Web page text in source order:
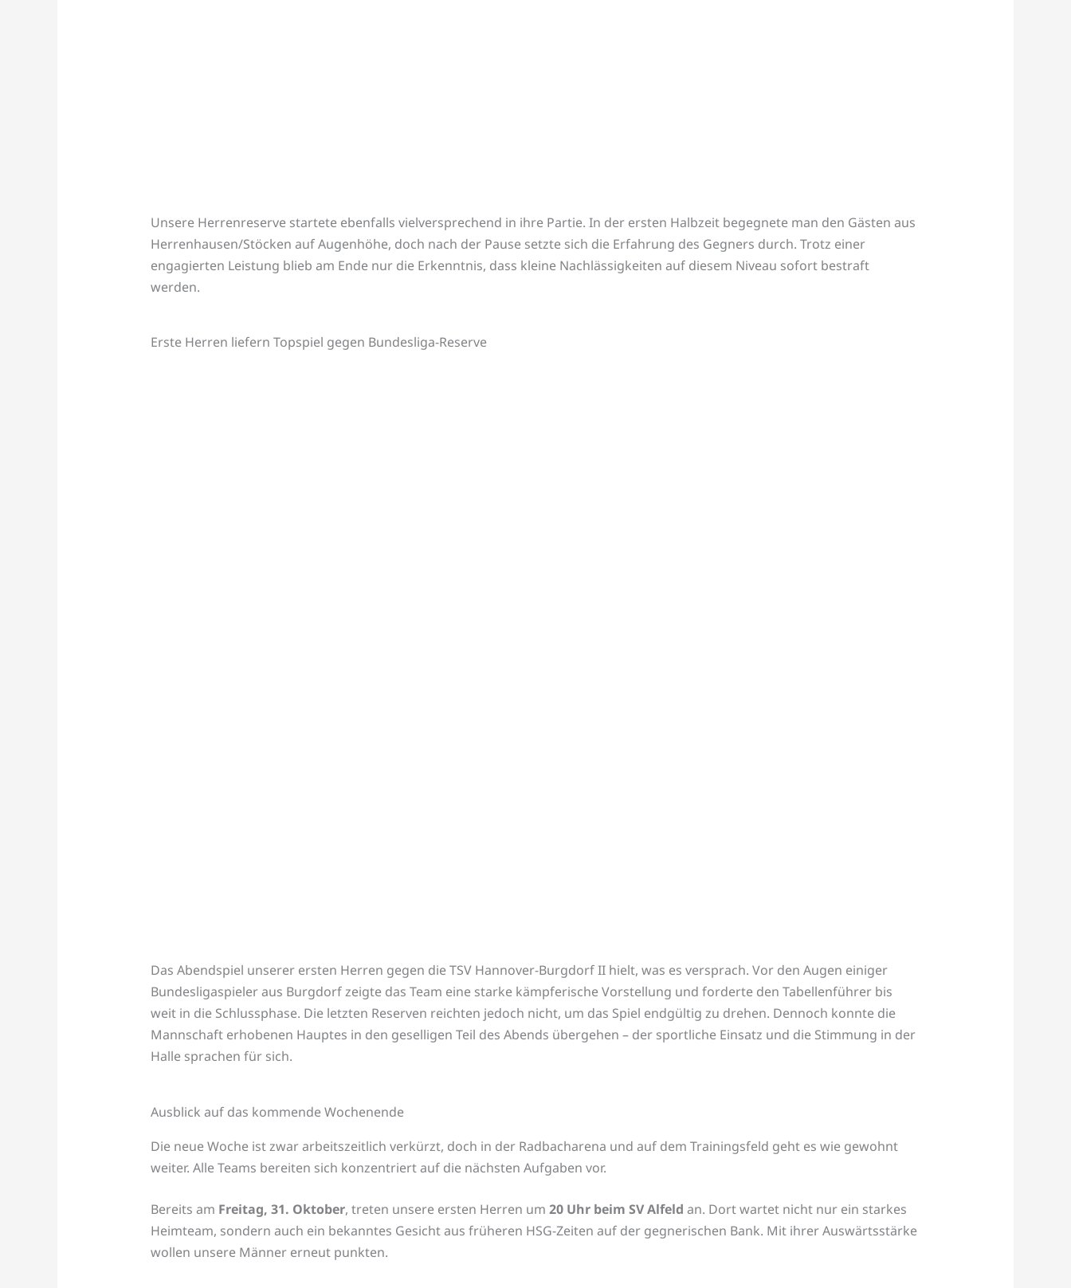
Unsere Herrenreserve startete ebenfalls vielversprechend in ihre Partie. In der ersten Halbzeit begegnete man den Gästen aus
Herrenhausen/Stöcken auf Augenhöhe, doch nach der Pause setzte sich die Erfahrung des Gegners durch. Trotz einer
engagierten Leistung blieb am Ende nur die Erkenntnis, dass kleine Nachlässigkeiten auf diesem Niveau sofort bestraft
werden.
Erste Herren liefern Topspiel gegen Bundesliga-Reserve
Das Abendspiel unserer ersten Herren gegen die TSV Hannover-Burgdorf II hielt, was es versprach. Vor den Augen einiger
Bundesligaspieler aus Burgdorf zeigte das Team eine starke kämpferische Vorstellung und forderte den Tabellenführer bis
weit in die Schlussphase. Die letzten Reserven reichten jedoch nicht, um das Spiel endgültig zu drehen. Dennoch konnte die
Mannschaft erhobenen Hauptes in den geselligen Teil des Abends übergehen – der sportliche Einsatz und die Stimmung in der
Halle sprachen für sich.
Ausblick auf das kommende Wochenende
Die neue Woche ist zwar arbeitszeitlich verkürzt, doch in der Radbacharena und auf dem Trainingsfeld geht es wie gewohnt
weiter. Alle Teams bereiten sich konzentriert auf die nächsten Aufgaben vor.
Bereits am Freitag, 31. Oktober, treten unsere ersten Herren um 20 Uhr beim SV Alfeld an. Dort wartet nicht nur ein starkes
Heimteam, sondern auch ein bekanntes Gesicht aus früheren HSG-Zeiten auf der gegnerischen Bank. Mit ihrer Auswärtsstärke
wollen unsere Männer erneut punkten.